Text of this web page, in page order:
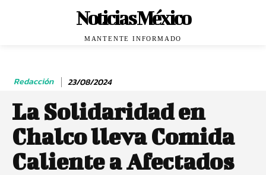
Noticias México
MANTENTE INFORMADO
Redacción 23/08/2024
La Solidaridad en
Chalco lleva Comida
Caliente a Afectados